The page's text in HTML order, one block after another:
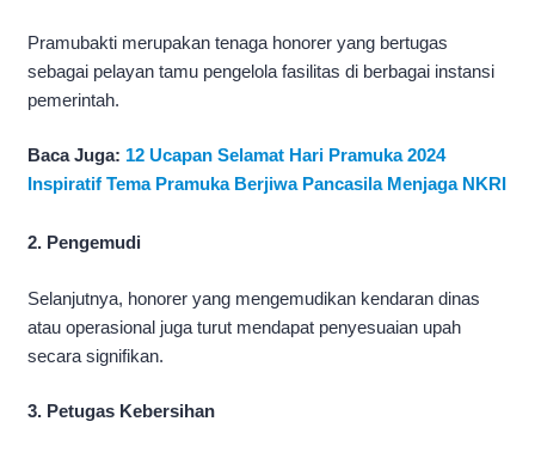
Pramubakti merupakan tenaga honorer yang bertugas
sebagai pelayan tamu pengelola fasilitas di berbagai instansi
pemerintah.
Baca Juga: 12 Ucapan Selamat Hari Pramuka 2024
Inspiratif Tema Pramuka Berjiwa Pancasila Menjaga NKRI
2. Pengemudi
Selanjutnya, honorer yang mengemudikan kendaran dinas
atau operasional juga turut mendapat penyesuaian upah
secara signifikan.
3. Petugas Kebersihan